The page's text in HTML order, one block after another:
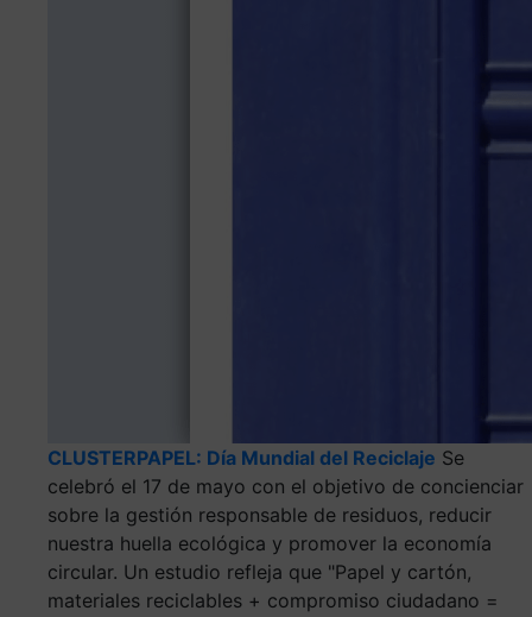
CLUSTERPAPEL: Día Mundial del Reciclaje Se
celebró el 17 de mayo con el objetivo de concienciar
sobre la gestión responsable de residuos, reducir
nuestra huella ecológica y promover la economía
circular. Un estudio refleja que "Papel y cartón,
materiales reciclables + compromiso ciudadano =